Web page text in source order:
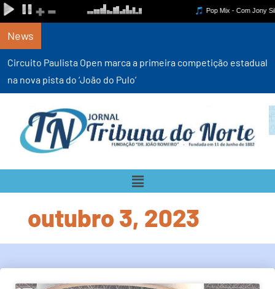
News
Circuito Paulista Open marca a primeira competição estadual
na nova pista do ‘João do Pulo’
outubro 3, 2023